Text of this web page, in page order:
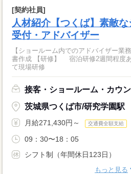
[契約社員]
人材紹介【つくば】素敵
受付・アドバイザー
【ショールーム内でのアドバイザー
書作成 【研修】 宿泊研修2週間程度あり、その後ショールームに
て現場研修
接客・ショールーム・カウ
茨城県つくば市/研究学園駅
月給271,430円～ 交通費全額支給
09：30〜18：05
シフト制（年間休日123日）
もっと見る